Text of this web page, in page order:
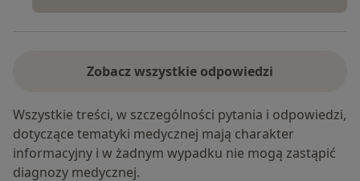
Zobacz wszystkie odpowiedzi
Wszystkie treści, w szczególności pytania i odpowiedzi,
dotyczące tematyki medycznej mają charakter
informacyjny i w żadnym wypadku nie mogą zastąpić
diagnozy medycznej.